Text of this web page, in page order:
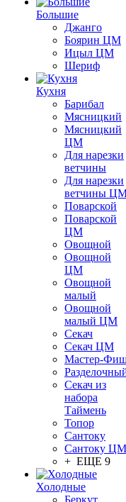
Большие
Джанго
Боярин ЦМ
Ицыл ЦМ
Шериф
Кухня
Барибал
Мясницкий
Мясницкий
ЦМ
Для нарезки
ветчины
Для нарезки
ветчины
Поварской
Поварской
ЦМ
Овощной
Овощной
ЦМ
Овощной
малый
Овощной
малый ЦМ
Секач
Секач ЦМ
Мастер-
Секач из
набора
Таймень
Топор
Сантоку
Сантоку ЦМ
+ ЕЩЕ 9
Холодные
Беркут